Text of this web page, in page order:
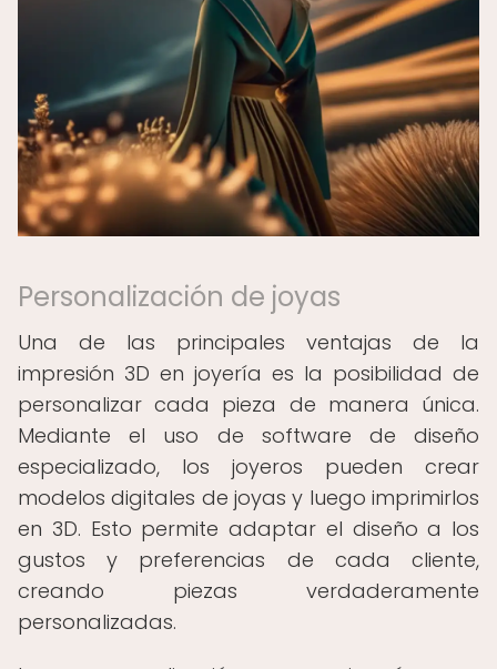
Personalización de joyas
Una de las principales ventajas de la
impresión 3D en joyería es la posibilidad de
personalizar cada pieza de manera única.
Mediante el uso de software de diseño
especializado, los joyeros pueden crear
modelos digitales de joyas y luego imprimirlos
en 3D. Esto permite adaptar el diseño a los
gustos y preferencias de cada cliente,
creando piezas verdaderamente
personalizadas.